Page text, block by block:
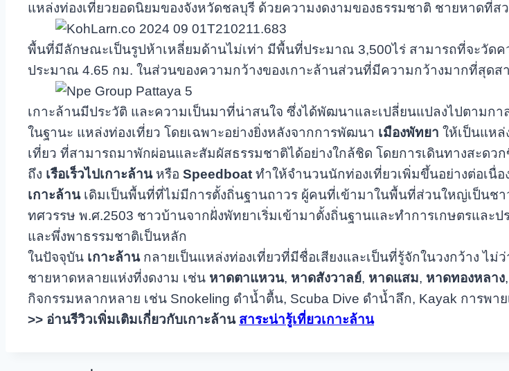
แหล่งท่องเที่ยวยอดนิยมของจังหวัดชลบุรี ด้วยความงดงามของธรรมชาติ ชายหาดที่
พื้นที่มีลักษณะเป็นรูปห้าเหลี่ยมด้านไม่เท่า มีพื้นที่ประมาณ 3,500ไร่ สามารถที่จะวัดค
ประมาณ 4.65 กม. ในส่วนของความกว้างของเกาะล้านส่วนที่มีความกว้างมากที่สุด
เกาะล้านมีประวัติ และความเป็นมาที่น่าสนใจ ซึ่งได้พัฒนาและเปลี่ยนแปลงไปตามกา
ในฐานะ แหล่งท่องเที่ยว โดยเฉพาะอย่างยิ่งหลังจากการพัฒนา เมืองพัทยา ให้เป็นแหล่
เที่ยว ที่สามารถมาพักผ่อนและสัมผัสธรรมชาติได้อย่างใกล้ชิด โดยการเดินทางสะดว
ถึง เรือเร็วไปเกาะล้านหรือ Speedboat ทำให้จำนวนนักท่องเที่ยวเพิ่มขึ้นอย่างต่อเนื่อ
เกาะล้านเดิมเป็นพื้นที่ที่ไม่มีการตั้งถิ่นฐานถาวร ผู้คนที่เข้ามาในพื้นที่ส่วนใหญ่เป็นช
ทศวรรษ พ.ศ.2503 ชาวบ้านจากฝั่งพัทยาเริ่มเข้ามาตั้งถิ่นฐานและทำการเกษตรและ
และพึ่งพาธรรมชาติเป็นหลัก
ในปัจจุบัน เกาะล้านกลายเป็นแหล่งท่องเที่ยวที่มีชื่อเสียงและเป็นที่รู้จักในวงกว้าง ไ
ชายหาดหลายแห่งที่งดงาม เช่น หาดตาแหวน, หาดสังวาลย์, หาดแสม, หาดทองหลาง,
กิจกรรมหลากหลาย เช่น Snokeling ดำน้ำตื้น, Scuba Dive ดำน้ำลึก, Kayak การพา
>> อ่านรีวิวเพิ่มเติมเกี่ยวกับเกาะล้าน สาระน่ารู้เที่ยวเกาะล้าน